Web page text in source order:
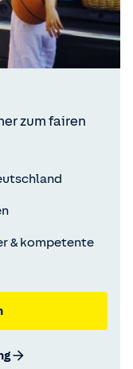
zum fairen
& kompetente